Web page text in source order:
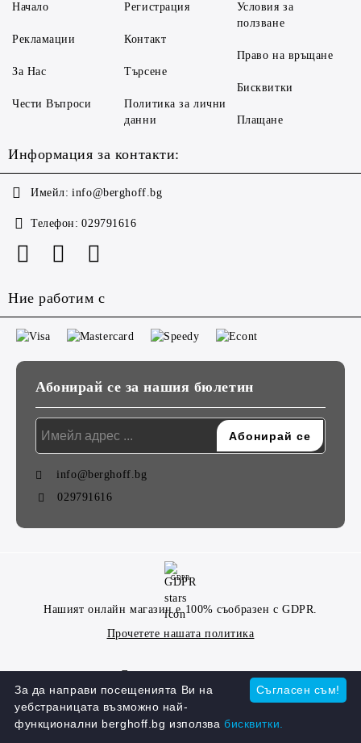
Начало
Рекламации
За Нас
Чести Въпроси
Регистрация
Контакт
Търсене
Политика за лични
данни
Условия за
ползване
Право на връщане
Бисквитки
Плащане
Информация за контакти:
Имейл: info@berghoff.bg
Телефон: 029791616
Ние работим с
Абонирай се за нашия бюлетин
info@berghoff.bg
029791616
GDPR
Нашият онлайн магазин е 100% съобразен с GDPR.
Прочетете нашата политика
Онлайн магазин от SELITON
Съгласен съм!
За да направи посещенията Ви на
уебстраницата възможно най-
функционални berghoff.bg използвабисквитки.